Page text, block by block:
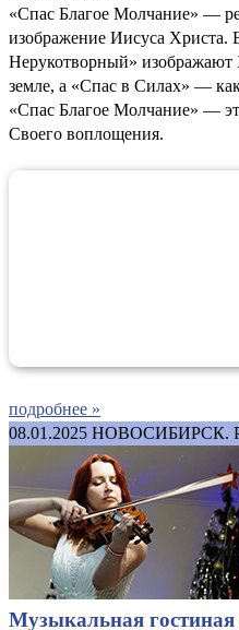
«Спас Благое Молчание» —
изображение Иисуса
Нерукотворный»
земле, а «Спас в Силах» —
«Спас Благое Молчание» —
Своего воплощения.
подробнее »
08.01.2025 НОВОСИБИРСК.
Музыкальная гостиная